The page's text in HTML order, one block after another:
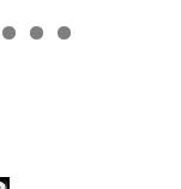
0 1 2